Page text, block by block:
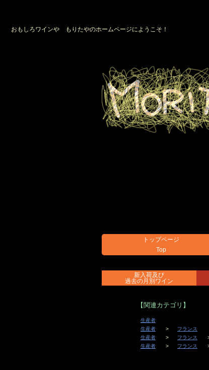
おもしろワインや もりたやのホームページにようこそ！
トップページ
Top
新入荷及び
過去の月別ワイン
【関連カテゴリ】
生産者
生産者
フランス
生産者
フランス
生産者
フランス